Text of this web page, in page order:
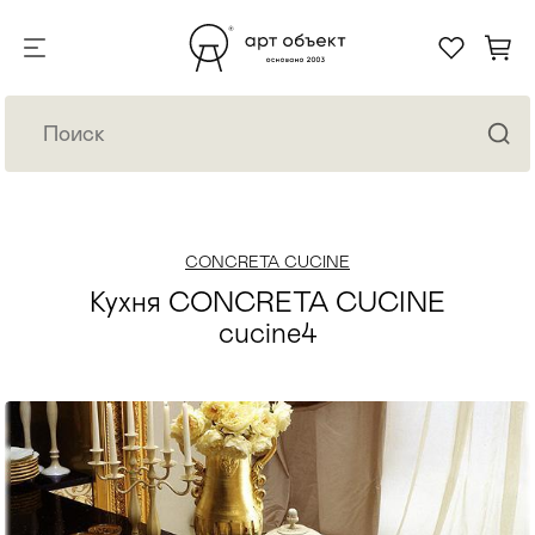
CONCRETA CUCINE
Кухня CONCRETA CUCINE
cucine4